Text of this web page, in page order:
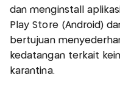
dan menginstall
Play Store (Android)
bertujuan
kedatangan terkait
karantina.